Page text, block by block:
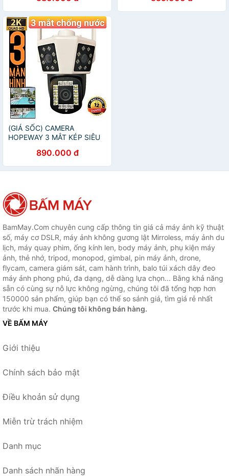
Nước IP66 - Hàng Chính
Hãng
Chính Hãng
(GIÁ SỐC) CAMERA
HOPEWAY 3 MẮT KÉP SIÊU
LED CHỐNG NƯỚC TUYỆT
ĐỐI, ĐÀM THOẠI 2 CHIỀU -
HÀNG CHÍNH HÃNG
890.000 đ
BamMay.Com chuyên cung cấp thông tin giá cả máy ảnh kỹ thuật
số, máy cơ DSLR, máy ảnh không gương lật Mirroless, máy ảnh du
lịch, máy quay phim, ống kính len, body máy ảnh, phụ kiện máy
ảnh, thẻ nhớ, tripod, monopod, gimbal, pin máy ảnh, drone,
flycam, camera giám sát, cam hành trình, balo túi xách dây đeo
máy ảnh phong phú, đa dạng, dễ dàng lựa chọn... Bằng khả năng
sẵn có cùng sự nỗ lực không ngừng, chúng tôi đã tổng hợp hơn
150000 sản phẩm, giúp bạn có thể so sánh giá, tìm giá rẻ nhất
trước khi mua. Chúng tôi không bán hàng.
VỀ BẤM MÁY
Giới thiệu
Chính sách bảo mật
Điều khoản sử dụng
Miễn trừ trách nhiệm
Danh mục
Danh sách nhãn hàng